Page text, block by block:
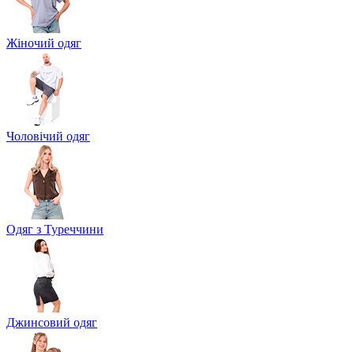
Жіночий одяг
Чоловічий одяг
Одяг з Туреччини
Джинсовий одяг